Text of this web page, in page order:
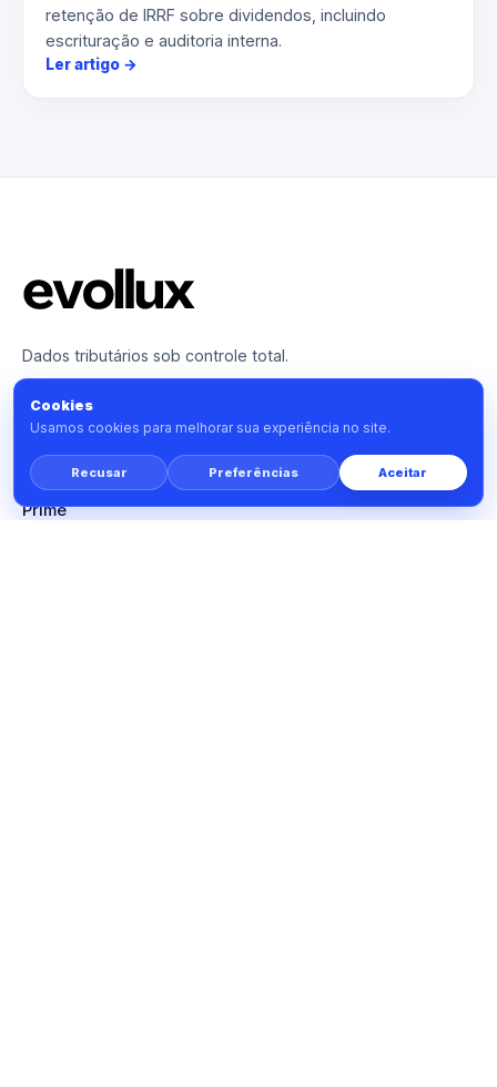
retenção de IRRF sobre dividendos, incluindo
escrituração e auditoria interna.
Ler artigo →
Dados tributários sob controle total.
PRODUTO
Tools
Monitor
Prime
Cookies
Usamos cookies para melhorar sua experiência no site.
Recusar Preferências Aceitar